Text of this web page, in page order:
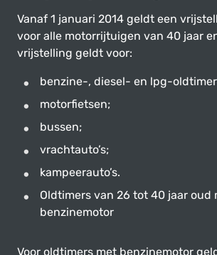
Vanaf 1 januari 2014 geldt een
voor alle motorrijtuigen van 40 jaar
vrijstelling geldt voor:
benzine-, diesel- en lpg-
motorfietsen;
bussen;
vrachtauto’s;
kampeerauto’s.
Oldtimers van 26 tot 40 jaar oud
benzinemotor
Voor oldtimers met benzinemotor